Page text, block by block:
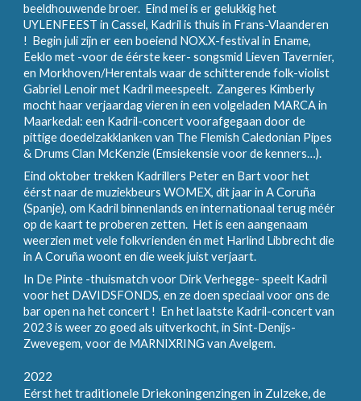
beeldhouwende broer. Eind mei is er gelukkig het
UYLENFEEST in Cassel, Kadril is thuis in Frans-Vlaanderen
! Begin juli zijn er een boeiend NOX.X-festival in Ename,
Eeklo met -voor de éérste keer- songsmid Lieven Tavernier,
en Morkhoven/Herentals waar de schitterende folk-violist
Gabriel Lenoir met Kadril meespeelt. Zangeres Kimberly
mocht haar verjaardag vieren in een volgeladen MARCA in
Maarkedal: een Kadril-concert voorafgegaan door de
pittige doedelzakklanken van The Flemish Caledonian Pipes
& Drums Clan McKenzie (Emsiekensie voor de kenners…).
Eind oktober trekken Kadrillers Peter en Bart voor het
éérst naar de muziekbeurs WOMEX, dit jaar in A Coruña
(Spanje), om Kadril binnenlands en internationaal terug méér
op de kaart te proberen zetten. Het is een aangenaam
weerzien met vele folkvrienden én met Harlind Libbrecht die
in A Coruña woont en die week juist verjaart.
In De Pinte -thuismatch voor Dirk Verhegge- speelt Kadril
voor het DAVIDSFONDS, en ze doen speciaal voor ons de
bar open na het concert ! En het laatste Kadril-concert van
2023 is weer zo goed als uitverkocht, in Sint-Denijs-
Zwevegem, voor de MARNIXRING van Avelgem.
2022
Eérst het traditionele Driekoningenzingen in Zulzeke, de